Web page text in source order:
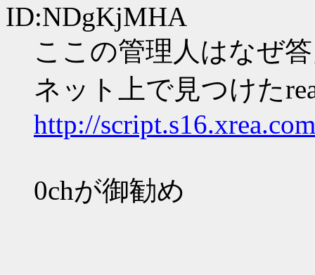
ID:NDgKjMHA
ここの管理人はなぜ
ネット上で見つけた
http://
0chが御勧め